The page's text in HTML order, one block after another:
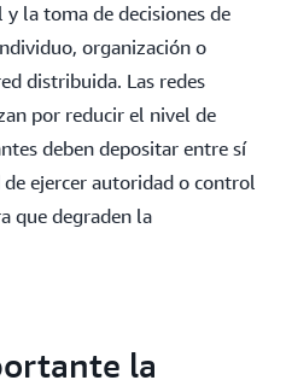
la toma de decisiones de
organización o
distribuida. Las redes
por reducir el nivel de
deben depositar entre sí
ejercer autoridad o control
que degraden la
la